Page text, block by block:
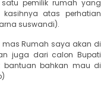
pemilik rumah yang
atas perhatian
suswandi).
Rumah saya akan di
juga dari calon Bupati
bantuan bahkan mau di